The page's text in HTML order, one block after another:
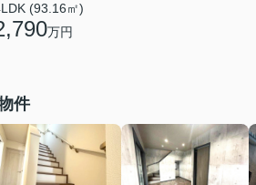
(93.16㎡)
万円
件